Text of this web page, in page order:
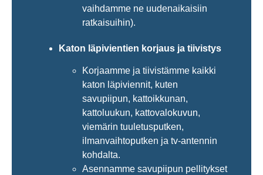
vaihdamme ne uudenaikaisiin
ratkaisuihin).
Katon läpivientien korjaus ja tiivistys
Korjaamme ja tiivistämme kaikki
katon läpiviennit, kuten
savupiipun, kattoikkunan,
kattoluukun, kattovalokuvun,
viemärin tuuletusputken,
ilmanvaihtoputken ja tv-antennin
kohdalta.
Asennamme savupiipun pellitykset